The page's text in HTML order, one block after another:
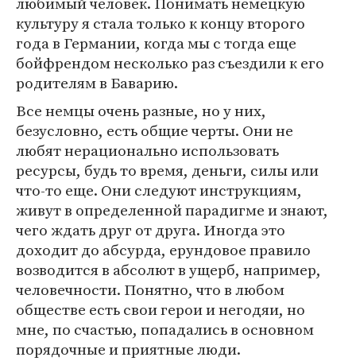
культуру я стала только к концу второго
года в Германии, когда мы с тогда еще
бойфрендом несколько раз съездили к его
родителям в Баварию.
Все немцы очень разные, но у них,
безусловно, есть общие черты. Они не
любят нерационально использовать
ресурсы, будь то время, деньги, силы или
что-то еще. Они следуют инструкциям,
живут в определенной парадигме и знают,
чего ждать друг от друга. Иногда это
доходит до абсурда, ерундовое правило
возводится в абсолют в ущерб, например,
человечности. Понятно, что в любом
обществе есть свои герои и негодяи, но
мне, по счастью, попадались в основном
порядочные и приятные люди.